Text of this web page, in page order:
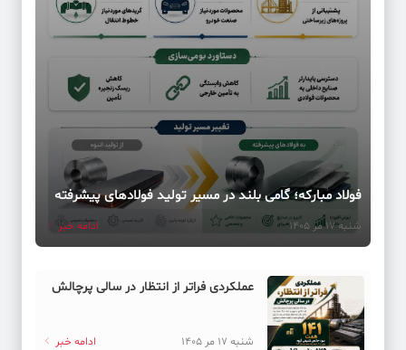
فولاد مبارکه؛ گامی بلند در مسیر تولید فولادهای پیشرفته
شنبه 17 مر 1405 ادامه خبر
عملکردی فراتر از انتظار در سالی پرچالش
شنبه 17 مر 1405 ادامه خبر